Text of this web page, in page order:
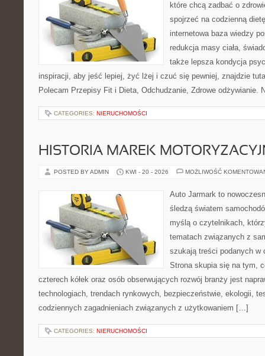
które chcą zadbać o
spojrzeć na codzienną
internetowa baza wiedzy
redukcja masy ciała,
także lepsza kondycja
inspiracji, aby jeść lepiej, żyć lżej i czuć się pewniej, znajdzie
Polecam Przepisy Fit i Dieta, Odchudzanie, Zdrowe odżywianie.
CATEGORIES: NIERUCHOMOŚCI
HISTORIA MAREK
POSTED BY ADMIN KWI - 20 - 2026 MOŻLIWOŚĆ
Auto Jarmark to
śledzą światem
myślą o czytelnikach,
tematach związanych z
szukają treści podanych
Strona skupia się na tym,
czterech kółek oraz osób obserwujących rozwój branży jest
technologiach, trendach rynkowych, bezpieczeństwie, ekologii,
codziennych zagadnieniach związanych z użytkowaniem […]
CATEGORIES: NIERUCHOMOŚCI